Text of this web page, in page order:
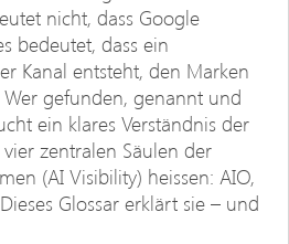
nicht, dass Google
bedeutet, dass ein
Kanal entsteht, den Marken
gefunden, genannt und
ein klares Verständnis der
zentralen Säulen der
(AI Visibility) heissen: AIO,
Glossar erklärt sie – und